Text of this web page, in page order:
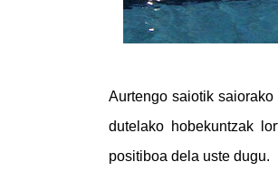
Aurtengo saiotik
dutelako hobekuntzak
positiboa dela uste dugu.